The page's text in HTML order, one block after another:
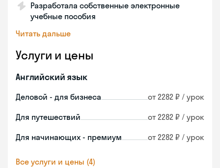
Разработала собственные электронные
учебные пособия
Читать дальше
Услуги и цены
Английский язык
Деловой - для бизнеса от 2282 ₽ / урок
Для путешествий от 2282 ₽ / урок
Для начинающих - премиум от 2282 ₽ / урок
Все услуги и цены (4)